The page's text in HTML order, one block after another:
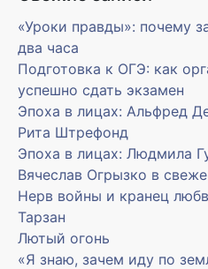
«Уроки правды»: почему
два часа
Подготовка к ОГЭ: как
успешно сдать экзамен
Эпоха в лицах: Альфред
Рита Штрефонд
Эпоха в лицах: Людмила
Вячеслав Огрызко в
Нерв войны и кранец
Тарзан
Лютый огонь
«Я знаю, зачем иду по